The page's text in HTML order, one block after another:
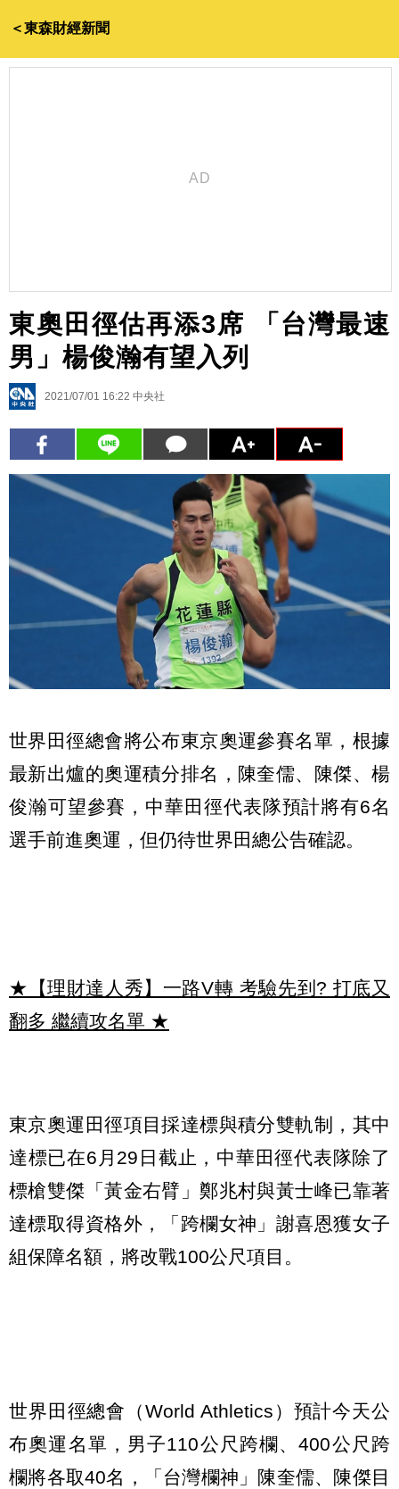
＜東森財經新聞
東奧田徑估再添3席 「台灣最速
男」楊俊瀚有望入列
2021/07/01 16:22 中央社
世界田徑總會將公布東京奧運參賽名單，根據
最新出爐的奧運積分排名，陳奎儒、陳傑、楊
俊瀚可望參賽，中華田徑代表隊預計將有6名
選手前進奧運，但仍待世界田總公告確認。
★【理財達人秀】一路V轉 考驗先到? 打底又
翻多 繼續攻名單 ★
東京奧運田徑項目採達標與積分雙軌制，其中
達標已在6月29日截止，中華田徑代表隊除了
標槍雙傑「黃金右臂」鄭兆村與黃士峰已靠著
達標取得資格外，「跨欄女神」謝喜恩獲女子
組保障名額，將改戰100公尺項目。
世界田徑總會（World Athletics）預計今天公
布奧運名單，男子110公尺跨欄、400公尺跨
欄將各取40名，「台灣欄神」陳奎儒、陳傑目